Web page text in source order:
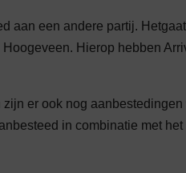
aan een andere partij.
Hierop hebben
er ook nog
in combinatie met